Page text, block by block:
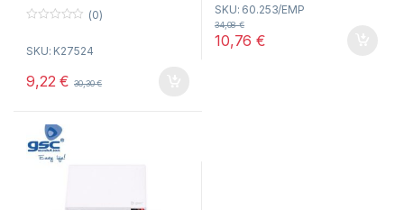
u
f
(0)
SKU: K27524
9,22€ 30,30€
u
t
SKU: 60.253/EMP
10,76€
34,08€